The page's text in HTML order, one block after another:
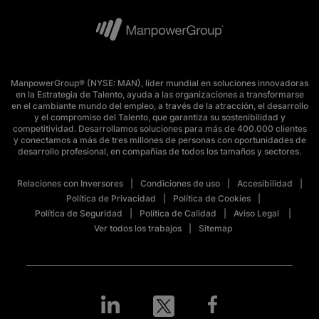
ManpowerGroup® (NYSE: MAN), líder mundial en soluciones innovadoras
en la Estrategia de Talento, ayuda a las organizaciones a transformarse
en el cambiante mundo del empleo, a través de la atracción, el desarrollo
y el compromiso del Talento, que garantiza su sostenibilidad y
competitividad. Desarrollamos soluciones para más de 400.000 clientes
y conectamos a más de tres millones de personas con oportunidades de
desarrollo profesional, en compañías de todos los tamaños y sectores.
Relaciones con Inversores Condiciones de uso
Accesibilidad
Política de Privacidad
Política de Cookies
Política de Seguridad
Política de Calidad
Aviso Legal
Ver todos los trabajos
Sitemap